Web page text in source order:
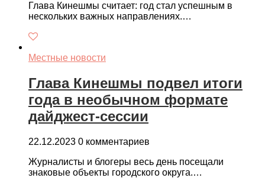
Глава Кинешмы считает: год стал успешным в
нескольких важных направлениях.…
Местные новости
Глава Кинешмы подвел итоги
года в необычном формате
дайджест-сессии
22.12.2023 0 комментариев
Журналисты и блогеры весь день посещали
знаковые объекты городского округа.…